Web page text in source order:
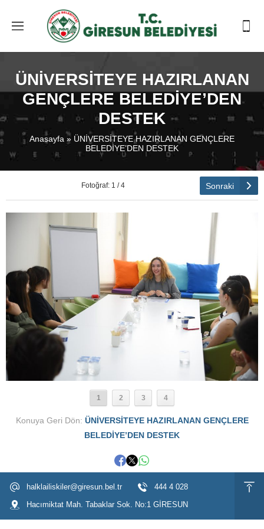
ÜNİVERSİTEYE HAZIRLANAN
GENÇLERE BELEDİYE’DEN
DESTEK
Anasayfa » ÜNİVERSİTEYE HAZIRLANAN GENÇLERE
BELEDİYE’DEN DESTEK
Fotoğraf: 1 / 4 Sonraki
1 2 3 4
Konuya Geri Dön: ÜNİVERSİTEYE HAZIRLANAN GENÇLERE
BELEDİYE’DEN DESTEK
halklailiskiler@giresun.bel.tr
444 4 028
Hacımiktat Mah. Tabaklar Sok. No:1 GİRESUN